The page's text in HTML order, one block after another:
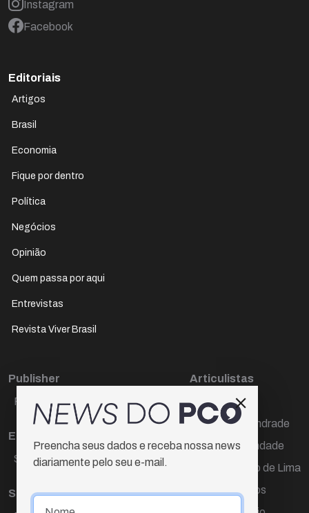
Instagram
Facebook
Editoriais
Artigos
Brasil
Economia
Fique por dentro
Política
Negócios
Opinião
Quem passa por aqui
Entrevistas
Revista Viver Brasil
Publisher
Paulo Cesar de Oliveira
Editora Chefe
Sueli Cotta
Sub-editora
Articulistas
Décio Freire
Dr Marcos Andrade
Hamilton Trindade
Igor Carvalho de Lima
Mario Campos
Preencha seus dados e receba nossa news
diariamente pelo seu e-mail.